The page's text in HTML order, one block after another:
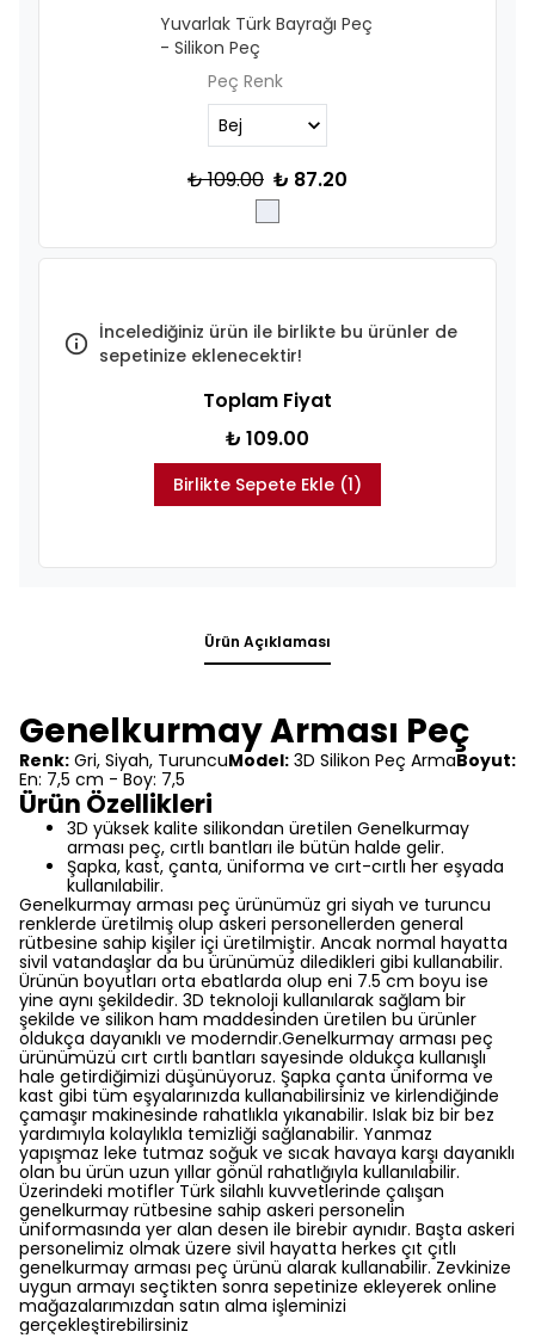
Yuvarlak Türk Bayrağı Peç
- Silikon Peç
Peç Renk
₺ 109.00 ₺ 87.20
İncelediğiniz ürün ile birlikte bu ürünler de
sepetinize eklenecektir!
Toplam Fiyat
₺ 109.00
Birlikte Sepete Ekle (1)
Ürün Açıklaması
Genelkurmay Arması Peç
Renk: Gri, Siyah, TuruncuModel: 3D Silikon Peç ArmaBoyut:
En: 7,5 cm - Boy: 7,5
Ürün Özellikleri
3D yüksek kalite silikondan üretilen Genelkurmay
arması peç, cırtlı bantları ile bütün halde gelir.
Şapka, kast, çanta, üniforma ve cırt-cırtlı her eşyada
kullanılabilir.
Genelkurmay arması peç ürünümüz gri siyah ve turuncu
renklerde üretilmiş olup askeri personellerden general
rütbesine sahip kişiler içi üretilmiştir. Ancak normal hayatta
sivil vatandaşlar da bu ürünümüz diledikleri gibi kullanabilir.
Ürünün boyutları orta ebatlarda olup eni 7.5 cm boyu ise
yine aynı şekildedir. 3D teknoloji kullanılarak sağlam bir
şekilde ve silikon ham maddesinden üretilen bu ürünler
oldukça dayanıklı ve moderndir.Genelkurmay arması peç
ürünümüzü cırt cırtlı bantları sayesinde oldukça kullanışlı
hale getirdiğimizi düşünüyoruz. Şapka çanta üniforma ve
kast gibi tüm eşyalarınızda kullanabilirsiniz ve kirlendiğinde
çamaşır makinesinde rahatlıkla yıkanabilir. Islak biz bir bez
yardımıyla kolaylıkla temizliği sağlanabilir. Yanmaz
yapışmaz leke tutmaz soğuk ve sıcak havaya karşı dayanıklı
olan bu ürün uzun yıllar gönül rahatlığıyla kullanılabilir.
Üzerindeki motifler Türk silahlı kuvvetlerinde çalışan
genelkurmay rütbesine sahip askeri personelin
üniformasında yer alan desen ile birebir aynıdır. Başta askeri
personelimiz olmak üzere sivil hayatta herkes çıt çıtlı
genelkurmay arması peç ürünü alarak kullanabilir. Zevkinize
uygun armayı seçtikten sonra sepetinize ekleyerek online
mağazalarımızdan satın alma işleminizi
gerçekleştirebilirsiniz